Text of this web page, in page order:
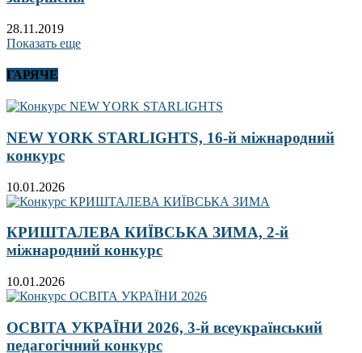
28.11.2019
Показать еще
ГАРЯЧЕ
NEW YORK STARLIGHTS, 16-й міжнародний
конкурс
10.01.2026
КРИШТАЛЕВА КИЇВСЬКА ЗИМА, 2-й
міжнародний конкурс
10.01.2026
ОСВІТА УКРАЇНИ 2026, 3-й всеукраїнський
педагогічний конкурс